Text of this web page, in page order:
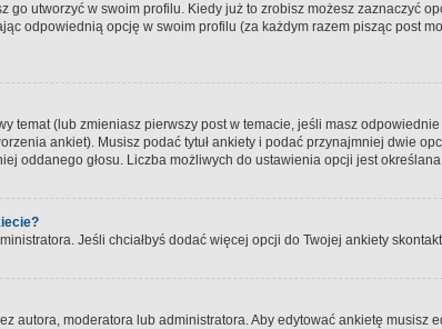
go utworzyć w swoim profilu. Kiedy już to zrobisz możesz zaznaczyć
odpowiednią opcję w swoim profilu (za każdym razem pisząc post
temat (lub zmieniasz pierwszy post w temacie, jeśli masz
ankiet). Musisz podać tytuł ankiety i podać przynajmniej dwie
oddanego głosu. Liczba możliwych do ustawienia opcji jest
Jeśli chciałbyś dodać więcej opcji do Twojej ankiety
autora, moderatora lub administratora. Aby edytować ankietę